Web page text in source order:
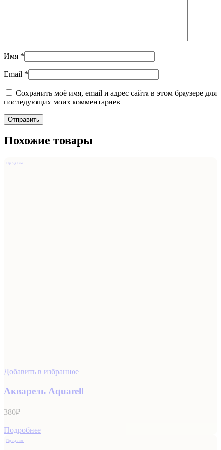
Имя *
Email *
Сохранить моё имя, email и адрес сайта в этом браузере для
последующих моих комментариев.
Похожие товары
Продано
Добавить в избранное
Акварель Aquarell
380₽
Подробнее
Продано